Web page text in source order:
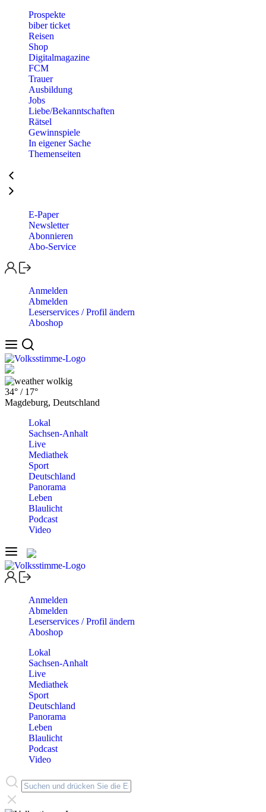
Prospekte
biber ticket
Reisen
Shop
Digitalmagazine
FCM
Trauer
Ausbildung
Jobs
Liebe/Bekanntschaften
Rätsel
Gewinnspiele
In eigener Sache
Themenseiten
E-Paper
Newsletter
Abonnieren
Abo-Service
Anmelden
Abmelden
Leserservices / Profil ändern
Aboshop
wolkig
34° / 17°
Magdeburg, Deutschland
Lokal
Sachsen-Anhalt
Live
Mediathek
Sport
Deutschland
Panorama
Leben
Blaulicht
Podcast
Video
Anmelden
Abmelden
Leserservices / Profil ändern
Aboshop
Lokal
Sachsen-Anhalt
Live
Mediathek
Sport
Deutschland
Panorama
Leben
Blaulicht
Podcast
Video